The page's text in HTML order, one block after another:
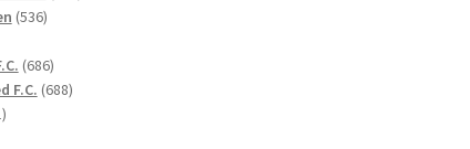
536536
686686
produkter
F.C. 688688
591